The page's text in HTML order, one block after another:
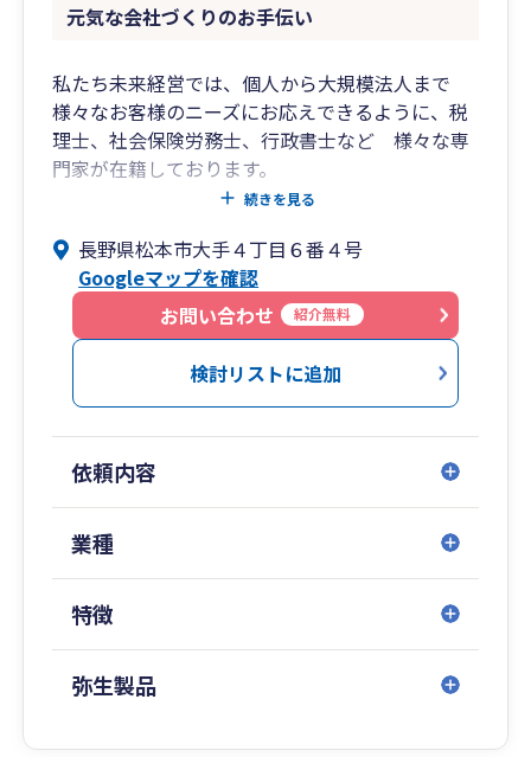
元気な会社づくりのお手伝い
私たち未来経営では、個人から大規模法人まで
様々なお客様のニーズにお応えできるように、税
理士、社会保険労務士、行政書士など 様々な専
門家が在籍しております。
お気軽にお電話やメール、ホームページからご相
続きを見る
長野県松本市大手４丁目６番４号
Googleマップを確認
お問い合わせ
紹介無料
検討リストに追加
依頼内容
業種
特徴
弥生製品